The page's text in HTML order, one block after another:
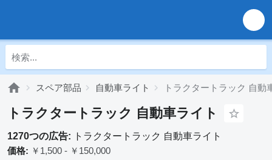
スペア部品 自動車ライト トラクタートラック 自動
トラクタートラック 自動車ライト
1270つの広告:
トラクタートラック 自動車ライト
価格: ￥1,500 - ￥150,000